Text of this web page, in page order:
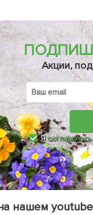
Акции,
Ясоглашаюсь
нашем